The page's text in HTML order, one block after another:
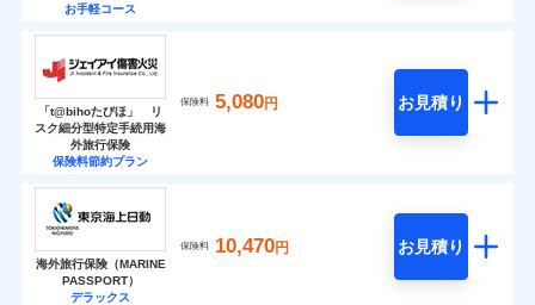
お手軽コース
「t@bihoたびほ」 リ
スク細分型特定手続用海
外旅行保険
保険料節約プラン
保険料 5,080円 お見積り
海外旅行保険（MARINE
PASSPORT）
デラックス
保険料 10,470円 お見積り